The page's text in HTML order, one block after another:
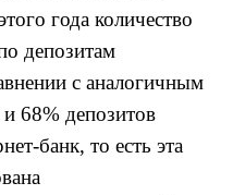
года количество
депозитам
с аналогичным
и 68% депозитов
банк, то есть эта